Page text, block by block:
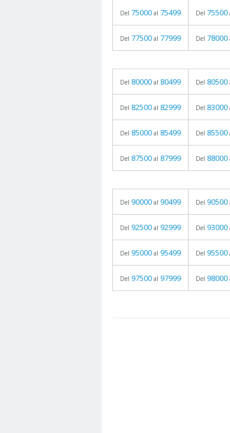
Del 75000 al 75499 Del 75500
Del 77500 al 77999 Del 78000
Del 80000 al 80499 Del 80500
Del 82500 al 82999 Del 83000
Del 85000 al 85499 Del 85500
Del 87500 al 87999 Del 88000
Del 90000 al 90499 Del 90500
Del 92500 al 92999 Del 93000
Del 95000 al 95499 Del 95500
Del 97500 al 97999 Del 98000